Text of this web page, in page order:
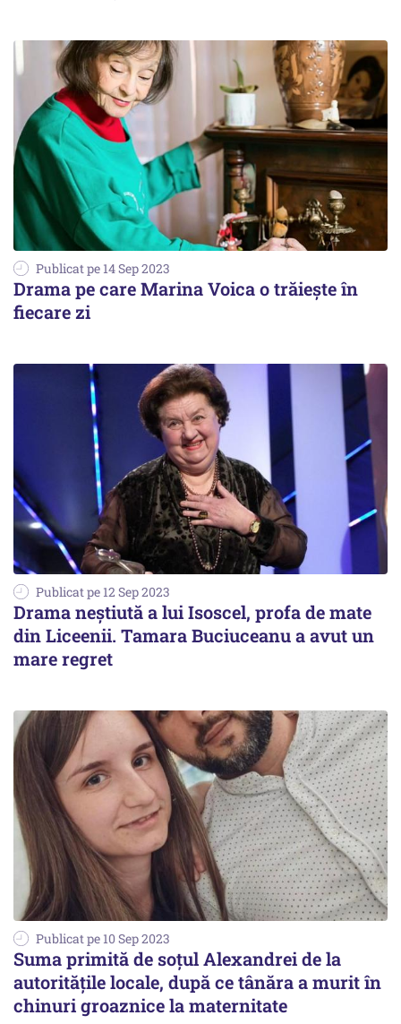
Publicat pe 14 Sep 2023
Drama pe care Marina Voica o trăieşte în
fiecare zi
Publicat pe 12 Sep 2023
Drama neștiută a lui Isoscel, profa de mate
din Liceenii. Tamara Buciuceanu a avut un
mare regret
Publicat pe 10 Sep 2023
Suma primită de soțul Alexandrei de la
autoritățile locale, după ce tânăra a murit în
chinuri groaznice la maternitate